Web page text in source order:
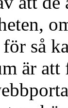
för så
är